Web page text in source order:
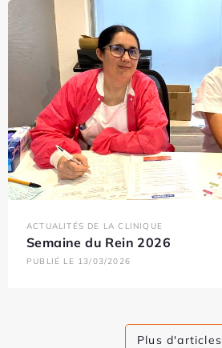
ACTUALITÉS DE LA CLINIQUE
Semaine du Rein 2026
PUBLIÉ LE 13/03/2026
Plus d'articles